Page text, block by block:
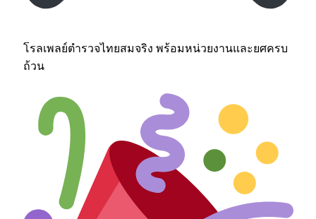
โรลเพลย์ตำรวจไทยสมจริง พร้อมหน่วยงานและยศครบ
ถ้วน